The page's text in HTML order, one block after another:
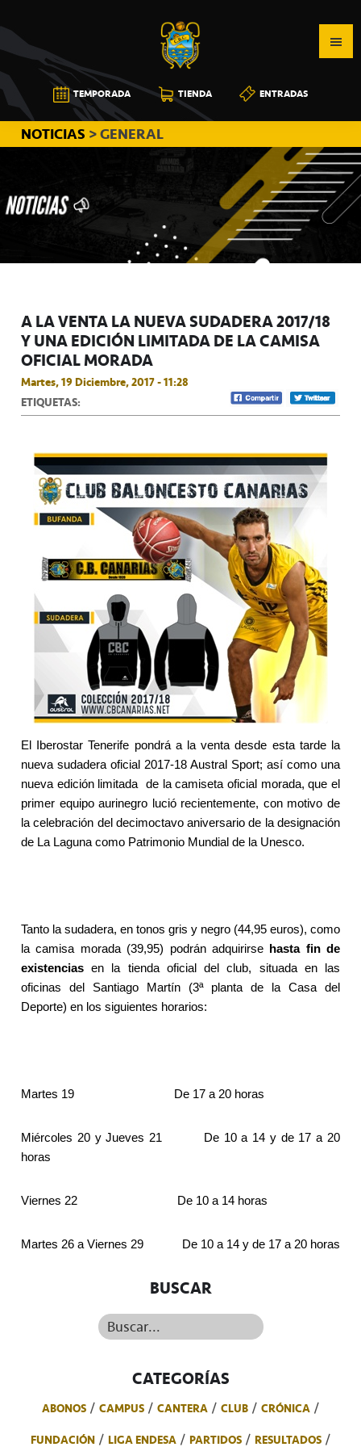
a
la
navegación
principal
al
contenido
principal
a
la
barra
lateral
principal
CB
CANARIAS
TEMPORADA TIENDA ENTRADAS
NOTICIAS > GENERAL
A LA VENTA LA NUEVA SUDADERA 2017/18
Y UNA EDICIÓN LIMITADA DE LA CAMISA
OFICIAL MORADA
Martes, 19 Diciembre, 2017 - 11:28
ETIQUETAS:
El Iberostar Tenerife pondrá a la venta desde esta tarde la
nueva sudadera oficial 2017-18 Austral Sport; así como una
nueva edición limitada
de la camiseta oficial morada, que el
primer equipo aurinegro lució recientemente, con motivo de
la celebración del decimoctavo aniversario de la designación
de La Laguna como Patrimonio Mundial de la Unesco.
Tanto la sudadera, en tonos gris y negro (44,95 euros), como
la camisa morada (39,95) podrán adquirirse
hasta fin de
existencias en la tienda oficial del club, situada en las
oficinas del Santiago Martín (3ª planta de la Casa del
Deporte) en los siguientes horarios:
Martes 19 De 17 a 20 horas
Miércoles 20 y Jueves 21
De 10 a 14 y de 17 a 20
horas
Viernes 22 De 10 a 14 horas
Martes 26 a Viernes 29 De 10 a 14 y de 17 a 20 horas
BUSCAR
Buscar...
CATEGORÍAS
ABONOS CAMPUS CANTERA CLUB
CRÓNICA
FUNDACIÓN
LIGA ENDESA PARTIDOS RESULTADOS